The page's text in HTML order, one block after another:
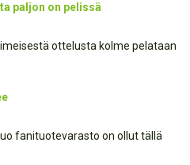
paljon on pelissä
ottelusta kolme pelataan
fanituotevarasto on ollut tällä